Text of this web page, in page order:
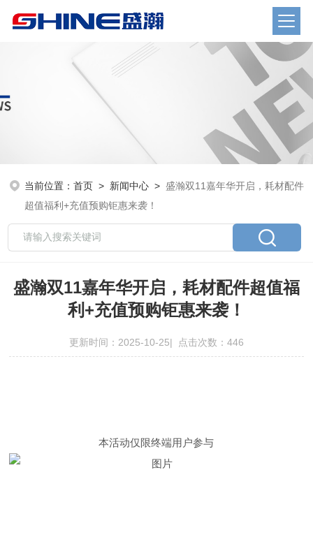
当前位置：首页 > 新闻中心 >盛瀚双11嘉年华开启，耗材配件
超值福利+充值预购钜惠来袭！
盛瀚双11嘉年华开启，耗材配件超值福
利+充值预购钜惠来袭！
更新时间：2025-10-25| 点击次数：446
本活动仅限终端用户参与